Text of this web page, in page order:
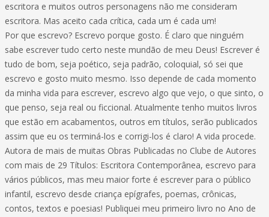
escritora e muitos outros personagens não me consideram
escritora. Mas aceito cada crítica, cada um é cada um!
Por que escrevo? Escrevo porque gosto. É claro que ninguém
sabe escrever tudo certo neste mundão de meu Deus! Escrever é
tudo de bom, seja poético, seja padrão, coloquial, só sei que
escrevo e gosto muito mesmo. Isso depende de cada momento
da minha vida para escrever, escrevo algo que vejo, o que sinto, o
que penso, seja real ou ficcional. Atualmente tenho muitos livros
que estão em acabamentos, outros em títulos, serão publicados
assim que eu os terminá-los e corrigi-los é claro! A vida procede.
Autora de mais de muitas Obras Publicadas no Clube de Autores
com mais de 29 Títulos: Escritora Contemporânea, escrevo para
vários públicos, mas meu maior forte é escrever para o público
infantil, escrevo desde criança epígrafes, poemas, crônicas,
contos, textos e poesias! Publiquei meu primeiro livro no Ano de